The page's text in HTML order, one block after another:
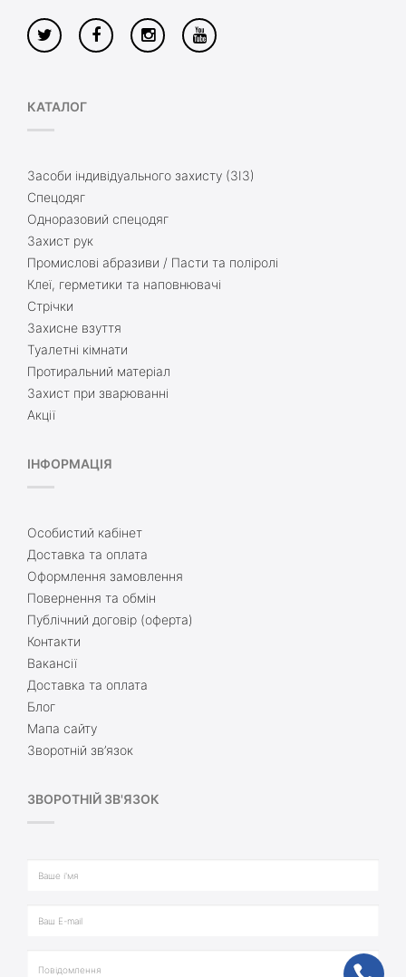
КАТАЛОГ
Засоби індивідуального захисту (ЗІЗ)
Спецодяг
Одноразовий спецодяг
Захист рук
Промислові абразиви / Пасти та поліролі
Клеї, герметики та наповнювачі
Стрічки
Захисне взуття
Туалетні кімнати
Протиральний матеріал
Захист при зварюванні
Акції
ІНФОРМАЦІЯ
Особистий кабінет
Доставка та оплата
Оформлення замовлення
Повернення та обмін
Публічний договір (оферта)
Контакти
Вакансії
Доставка та оплата
Блог
Мапа сайту
Зворотній зв’язок
ЗВОРОТНІЙ ЗВ'ЯЗОК
ph